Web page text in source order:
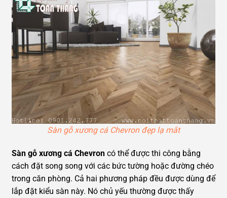
Sàn gỗ xương cá Chevron đẹp lạ mắt
Sàn gỗ xương cá Chevron có thể được thi công bằng
cách đặt song song với các bức tường hoặc đường chéo
trong căn phòng. Cả hai phương pháp đều được dùng để
lắp đặt kiểu sàn này. Nó chủ yếu thường được thấy